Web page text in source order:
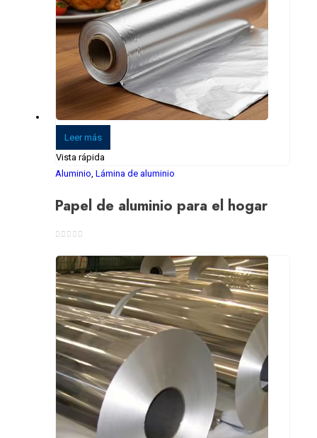
Leer más
Vista rápida
Aluminio, Lámina de aluminio
Papel de aluminio para el hogar